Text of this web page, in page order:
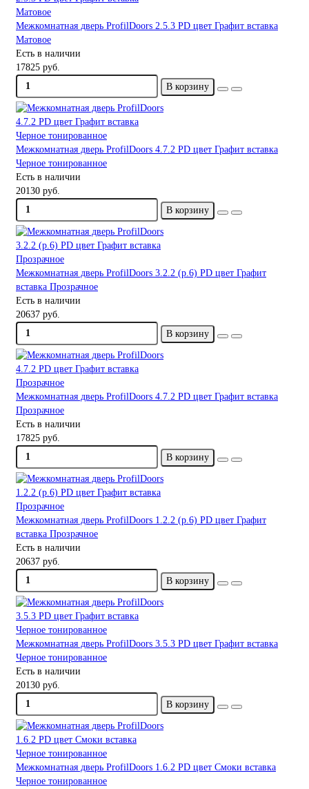
Межкомнатная дверь ProfilDoors 2.5.3 PD цвет Графит вставка
Матовое
Есть в наличии
17825 руб.
В корзину
Межкомнатная дверь ProfilDoors 4.7.2 PD цвет Графит вставка
Черное тонированное
Есть в наличии
20130 руб.
В корзину
Межкомнатная дверь ProfilDoors 3.2.2 (р.6) PD цвет Графит
вставка Прозрачное
Есть в наличии
20637 руб.
В корзину
Межкомнатная дверь ProfilDoors 4.7.2 PD цвет Графит вставка
Прозрачное
Есть в наличии
17825 руб.
В корзину
Межкомнатная дверь ProfilDoors 1.2.2 (р.6) PD цвет Графит
вставка Прозрачное
Есть в наличии
20637 руб.
В корзину
Межкомнатная дверь ProfilDoors 3.5.3 PD цвет Графит вставка
Черное тонированное
Есть в наличии
20130 руб.
В корзину
Межкомнатная дверь ProfilDoors 1.6.2 PD цвет Смоки вставка
Черное тонированное